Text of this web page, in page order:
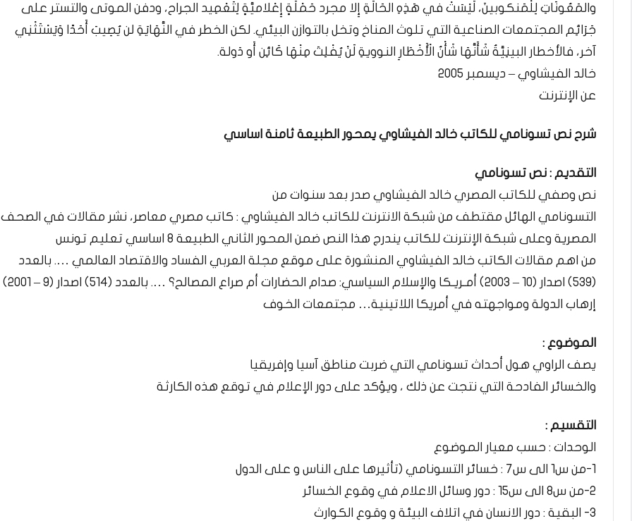
والمَعُونَاتِ لِلْمَنكوبينَ، لَيْسَتْ في هَذِهِ الحَالَةِ إِلا مجرد حَمْلَةٍ إِعْلاميَّةٍ لِتَعْمِيد الجراح، ودفن الموتى والتستر على
جَرَائِم المجتمعات الصناعية التي تلوث المناخ وتخل بالتوازن البيئي. لكن الخطر في النَّهَايَةِ لن يُصِيبَ أَحَدًا وَيَسْتَثْنِي
آخر، فالأخطار البينِيَّةُ شَأَنَّهَا شَأْنُ الْأَخْطَارِ النوويةِ لَنْ يُفْلِتَ مِنْهَا كَائِن أَو دَولة.
خالد الفيشاوي – ديسمبر 2005
عن الإنترنت
شرح نص تسونامي للكاتب خالد الفيشاوي يمحور الطبيعة ثامنة اساسي
التقديم : نص تسونامي
نص وصفي للكاتب المصري خالد الفيشاوي صدر بعد سنوات من
التسونامي الهائل مقتطف من شبكة الانترنت للكاتب خالد الفيشاوي : كاتب مصري معاصر، نشر مقالات في الصحف
المصرية وعلى شبكة الإنترنت للكاتب يندرج هذا النص ضمن المحور الثاني الطبيعة 8 اساسي تعليم تونس
من اهم مقالات الكاتب خالد الفيشاوي المنشورة على موقع مجلة العربي الفساد والاقتصاد العالمي …. بالعدد
(539) اصدار (10 – 2003) أمـريـكا والإسلام السياسي: صدام الحضارات أم صراع المصالح؟ …. بالعدد (514) اصدار (9 – 2001)
إرهاب الدولة ومواجهته في أمريكا اللاتينية… مجتمعات الخوف
الموضوع :
يصف الراوي هول أحداث تسونامي التي ضربت مناطق آسيا وإفريقيا
والخسائر الفادحة التي نتجت عن ذلك ، ويؤكد على دور الإعلام في توقع هذه الكارثة
التقسيم :
الوحدات : حسب معيار الموضوع
1-من س1 الى س7 : خسائر التسونامي (تأثيرها على الناس و على الدول
2-من س8 الى س15 : دور وسائل الاعلام في وقوع الخسائر
3- البقية : دور الانسان في اتلاف البيئة و وقوع الكوارث